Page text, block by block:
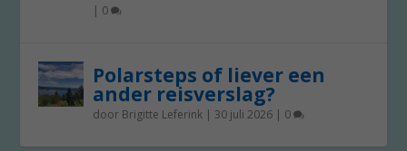
| 0
Polarsteps of liever een
ander reisverslag?
door Brigitte Leferink | 30 juli 2026 | 0